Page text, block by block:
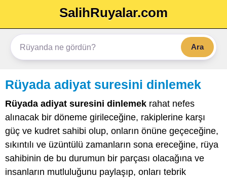
SalihRuyalar.com
Ara
Rüyada adiyat suresini dinlemek
Rüyada adiyat suresini dinlemek rahat nefes
alınacak bir döneme girileceğine, rakiplerine karşı
güç ve kudret sahibi olup, onların önüne geçeceğine,
sıkıntılı ve üzüntülü zamanların sona ereceğine, rüya
sahibinin de bu durumun bir parçası olacağına ve
insanların mutluluğunu paylaşıp, onları tebrik